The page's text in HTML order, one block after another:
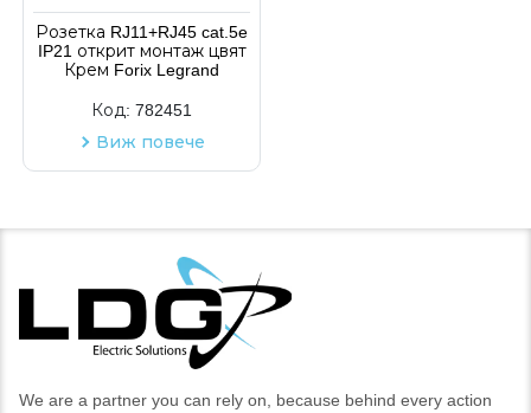
Розетка RJ11+RJ45 cat.5e
IP21 открит монтаж цвят
Крем Forix Legrand
Код: 782451
Виж повече
We are a partner you can rely on, because behind every action